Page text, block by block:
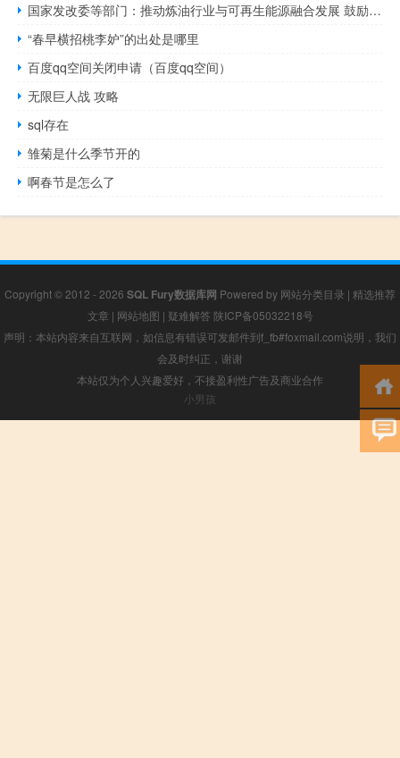
国家发改委等部门：推动炼油行业与可再生能源融合发展 鼓励企业大力发展可再生能源制氢
“春早横招桃李妒”的出处是哪里
百度qq空间关闭申请（百度qq空间）
无限巨人战 攻略
sql存在
雏菊是什么季节开的
啊春节是怎么了
Copyright © 2012 - 2026 SQL Fury数据库网 Powered by 网站分类目录 | 精选推荐
文章 | 网站地图 | 疑难解答 陕ICP备05032218号
声明：本站内容来自互联网，如信息有错误可发邮件到f_fb#foxmail.com说明，我们
会及时纠正，谢谢
本站仅为个人兴趣爱好，不接盈利性广告及商业合作
小男孩